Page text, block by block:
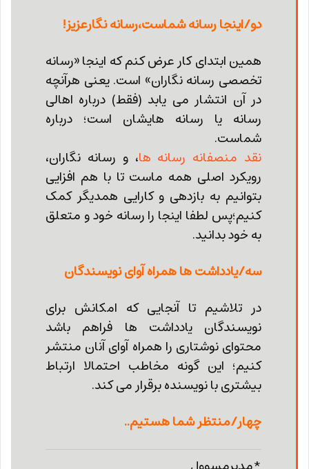
دو/اینجا رسانه شماست،رسانه نگارعزیز!
همین ابتدای کار عرض کنم که اینجا «رسانه
تخصصی رسانه نگاران» است. یعنی هرآنچه
در آن انتشار می یابد (فقط) درباره اهالی
رسانه یا رسانه هایشان است؛ درباره
شماست.
نقد منصفانه رسانه ها، و رسانه نگاران،
رویکرد اصلی همه ماست تا با هم افزایی
بتوانیم به بازدهی و کارایی همدیگر کمک
کنیم؛پس لطفا اینجا را رسانه خود و متعلق
به خود بدانید.
سه/یادداشت ها همراه آوای نویسندگان
در تلاشیم تا آنجایی که امکانش برای
نویسندگان یادداشت ها فراهم باشد
محتوای نوشتاری را همراه آوای آنان منتشر
کنیم؛ این گونه مخاطب احتمالا ارتباط
بیشتری با نویسنده برقرار می کند.
چهار/منتظر شما هستیم..